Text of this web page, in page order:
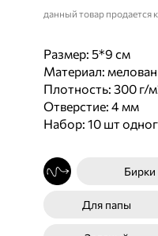
данный товар продается
Размер: 5*9 см
Материал:
Плотность: 300 г/
Отверстие: 4 мм
Набор: 10 шт
Бирки
Для папы